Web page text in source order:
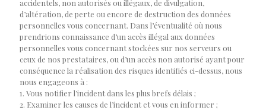
accidentels, non autorisés ou illégaux, de divulgation,
d’altération, de perte ou encore de destruction des données
personnelles vous concernant. Dans l’éventualité où nous
prendrions connaissance d’un accès illégal aux données
personnelles vous concernant stockées sur nos serveurs ou
ceux de nos prestataires, ou d’un accès non autorisé ayant pour
conséquence la réalisation des risques identifiés ci-dessus, nous
nous engageons à :
1. Vous notifier l’incident dans les plus brefs délais ;
2. Examiner les causes de l’incident et vous en informer ;